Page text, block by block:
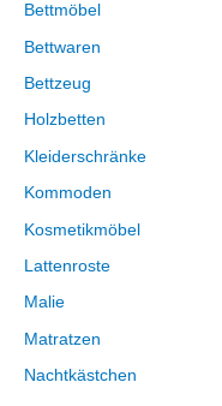
Bettmöbel
Bettwaren
Bettzeug
Holzbetten
Kleiderschränke
Kommoden
Kosmetikmöbel
Lattenroste
Malie
Matratzen
Nachtkästchen